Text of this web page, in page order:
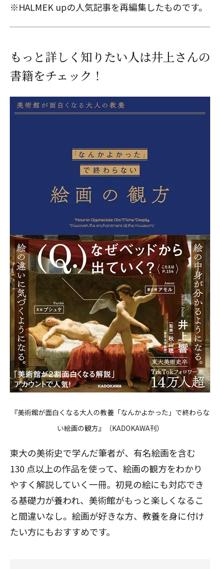
※HALMEK upの人気記事を再編集したものです。
もっと詳しく知りたい人は井上さんの
書籍をチェック！
『美術館が面白くなる大人の教養「なんかよかった」で終わらな
い絵画の観方』（KADOKAWA刊）
東大の美術史で学んだ筆者が、有名絵画を含む
130 点以上の作品を使って、絵画の観方をわかり
やすく解説していく一冊。初見の絵にも対応でき
る基礎力が養われ、美術館がもっと楽しくなるこ
と間違いなし。絵画が好きな方、教養を身に付け
たい方にもおすすめです。